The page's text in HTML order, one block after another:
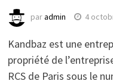
paradmin 4
Kandbaz est une
propriété de
RCS de Paris sous le